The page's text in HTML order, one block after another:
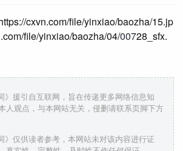
cxvn.com/file/yinxiao/baozha/15.jp
file/yinxiao/baozha/04/00728_sfx.
》援引自互联网，旨在传递更多网络信息知
人观点，与本网站无关，侵删请联系页脚下方
》仅供读者参考，本网站未对该内容进行证